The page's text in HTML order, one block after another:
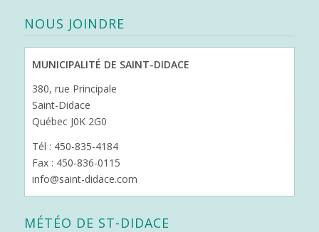
NOUS JOINDRE
MUNICIPALITÉ DE SAINT-DIDACE
380, rue Principale
Saint-Didace
Québec J0K 2G0
Tél : 450-835-4184
Fax : 450-836-0115
info@saint-didace.com
MÉTÉO DE ST-DIDACE